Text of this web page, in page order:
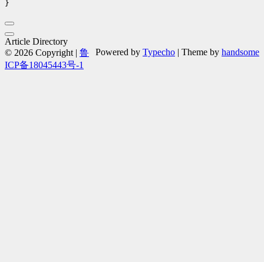
Article Directory
Powered by Typecho | Theme by handsome
© 2026 Copyright | 鲁
ICP备18045443号-1